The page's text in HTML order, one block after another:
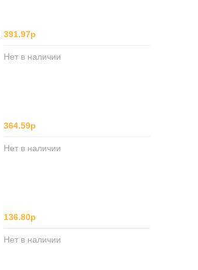
391.97р
Нет в наличии
364.59р
Нет в наличии
136.80р
Нет в наличии